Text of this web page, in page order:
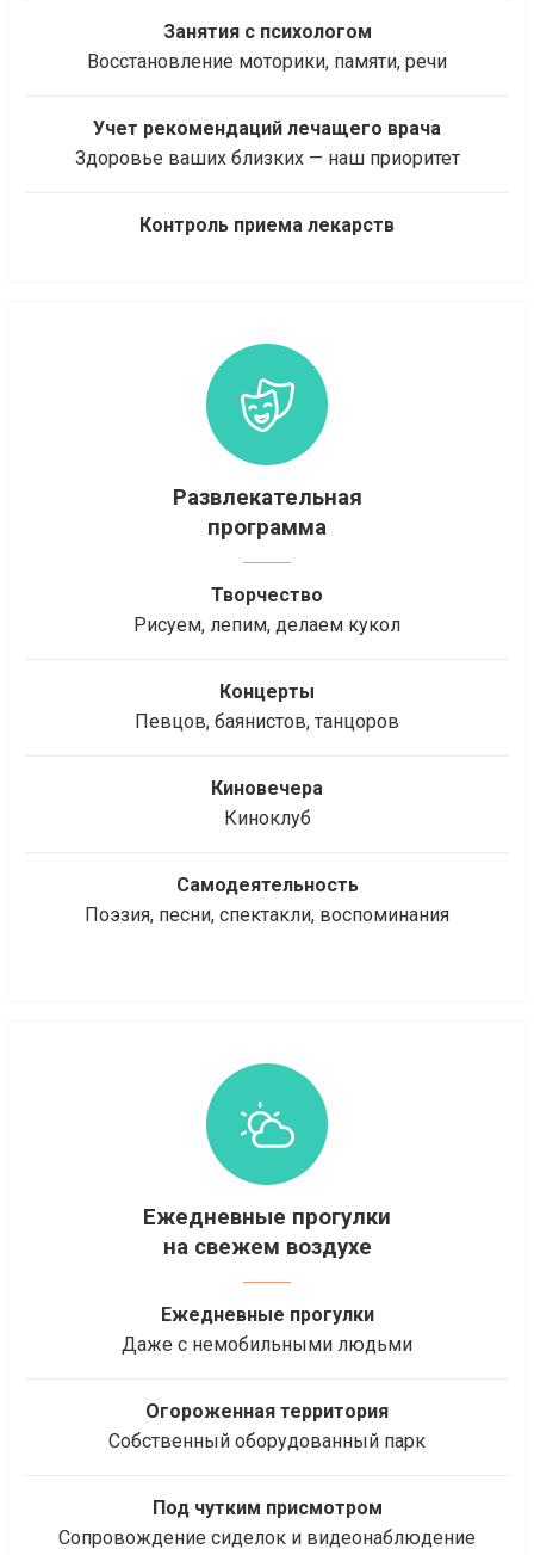
Занятия с психологом
Восстановление моторики, памяти, речи
Учет рекомендаций лечащего врача
Здоровье ваших близких — наш приоритет
Контроль приема лекарств
Развлекательная
программа
Творчество
Рисуем, лепим, делаем кукол
Концерты
Певцов, баянистов, танцоров
Киновечера
Киноклуб
Самодеятельность
Поэзия, песни, спектакли, воспоминания
Ежедневные прогулки
на свежем воздухе
Ежедневные прогулки
Даже с немобильными людьми
Огороженная территория
Собственный оборудованный парк
Под чутким присмотром
Сопровождение сиделок и видеонаблюдение